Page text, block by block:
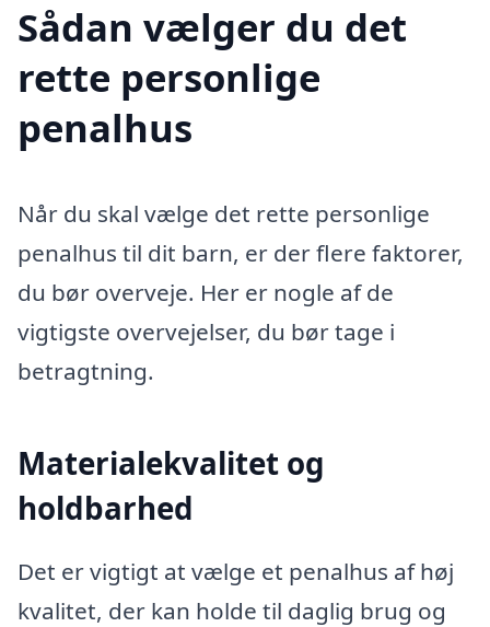
Sådan vælger du det
rette personlige
penalhus
Når du skal vælge det rette personlige
penalhus til dit barn, er der flere faktorer,
du bør overveje. Her er nogle af de
vigtigste overvejelser, du bør tage i
betragtning.
Materialekvalitet og
holdbarhed
Det er vigtigt at vælge et penalhus af høj
kvalitet, der kan holde til daglig brug og